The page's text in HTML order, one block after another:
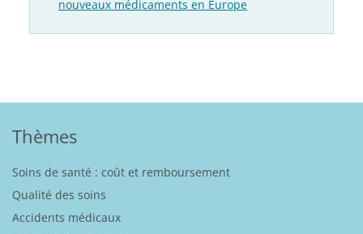
nouveaux médicaments en Europe
Thèmes
Soins de santé : coût et remboursement
Qualité des soins
Accidents médicaux